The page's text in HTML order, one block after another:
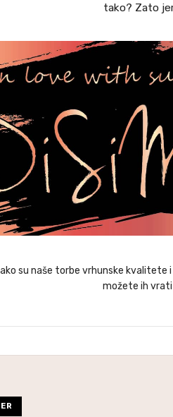
tako? Zato
su naše torbe vrhunske kvalitete
možete ih